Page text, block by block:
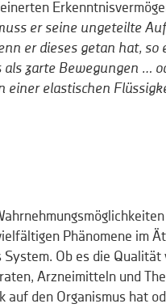
er seine ungeteilte
er dieses getan hat,
zarte Bewegungen …
elastischen
Phänomene im
Ob es die
Arzneimitteln und
auf den Organismus hat